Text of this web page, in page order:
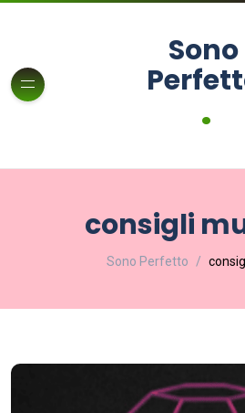
Sono
.
consigli
Sono Perfetto